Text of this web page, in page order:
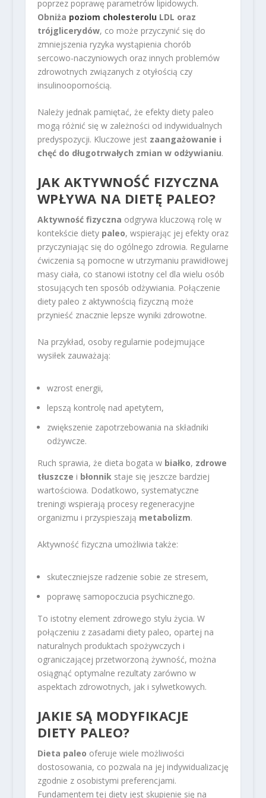
poprzez poprawę parametrów lipidowych.
Obniża poziom cholesteroluLDL oraz
trójglicerydów, co może przyczynić się do
zmniejszenia ryzyka wystąpienia chorób
sercowo-naczyniowych oraz innych problemów
zdrowotnych związanych z otyłością czy
insulinoopornością.
Należy jednak pamiętać, że efekty diety paleo
mogą różnić się w zależności od indywidualnych
predyspozycji. Kluczowe jest zaangażowanie i
chęć do długotrwałych zmian w odżywianiu.
JAK AKTYWNOŚĆ FIZYCZNA
WPŁYWA NA DIETĘ PALEO?
Aktywność fizyczna odgrywa kluczową rolę w
kontekście diety paleo, wspierając jej efekty oraz
przyczyniając się do ogólnego zdrowia. Regularne
ćwiczenia są pomocne w utrzymaniu prawidłowej
masy ciała, co stanowi istotny cel dla wielu osób
stosujących ten sposób odżywiania. Połączenie
diety paleo z aktywnością fizyczną może
przynieść znacznie lepsze wyniki zdrowotne.
Na przykład, osoby regularnie podejmujące
wysiłek zauważają:
wzrost energii,
lepszą kontrolę nad apetytem,
zwiększenie zapotrzebowania na składniki
odżywcze.
Ruch sprawia, że dieta bogata w białko, zdrowe
tłuszcze i błonnikstaje się jeszcze bardziej
wartościowa. Dodatkowo, systematyczne
treningi wspierają procesy regeneracyjne
organizmu i przyspieszają metabolizm.
Aktywność fizyczna umożliwia także:
skuteczniejsze radzenie sobie ze stresem,
poprawę samopoczucia psychicznego.
To istotny element zdrowego stylu życia. W
połączeniu z zasadami diety paleo, opartej na
naturalnych produktach spożywczych i
ograniczającej przetworzoną żywność, można
osiągnąć optymalne rezultaty zarówno w
aspektach zdrowotnych, jak i sylwetkowych.
JAKIE SĄ MODYFIKACJE
DIETY PALEO?
Dieta paleo oferuje wiele możliwości
dostosowania, co pozwala na jej indywidualizację
zgodnie z osobistymi preferencjami.
Fundamentem tej diety jest skupienie się na